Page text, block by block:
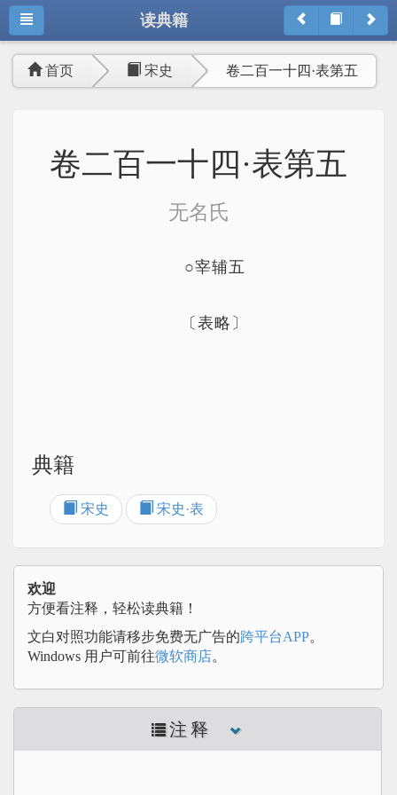
读典籍
首页 宋史 卷二百一十四·表第五
卷二百一十四·表第五
无名氏
○宰辅五
〔表略〕
典籍
宋史 宋史·表
欢迎
方便看注释，轻松读典籍！
文白对照功能请移步免费无广告的跨平台APP。
Windows 用户可前往微软商店。
注释